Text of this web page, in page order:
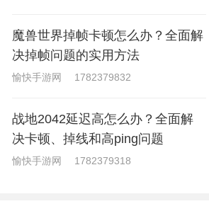
魔兽世界掉帧卡顿怎么办？全面解
决掉帧问题的实用方法
愉快手游网 1782379832
战地2042延迟高怎么办？全面解
决卡顿、掉线和高ping问题
愉快手游网 1782379318